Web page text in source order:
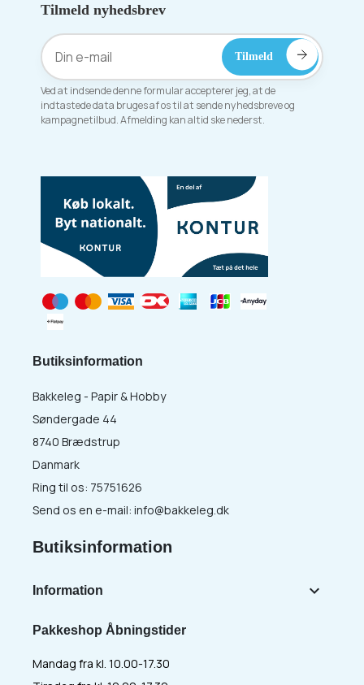
Tilmeld nyhedsbrev
Ved at indsende denne formular accepterer jeg, at de
indtastede data bruges af os til at sende nyhedsbreve og
kampagnetilbud. Afmelding kan altid ske nederst.
Pakkeshop Åbningstider
Mandag fra kl. 10.00-17.30
Butiksinformation
Bakkeleg - Papir & Hobby
Søndergade 44
8740 Brædstrup
Danmark
Ring til os: 75751626
Send os en e-mail: info@bakkeleg.dk
Butiksinformation
Information 